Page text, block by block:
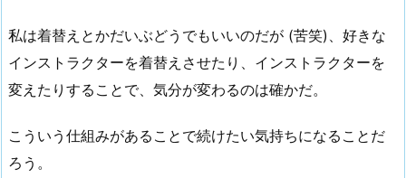
私は着替えとかだいぶどうでもいいのだが (苦笑)、好きな
インストラクターを着替えさせたり、インストラクターを
変えたりすることで、気分が変わるのは確かだ。
こういう仕組みがあることで続けたい気持ちになることだ
ろう。